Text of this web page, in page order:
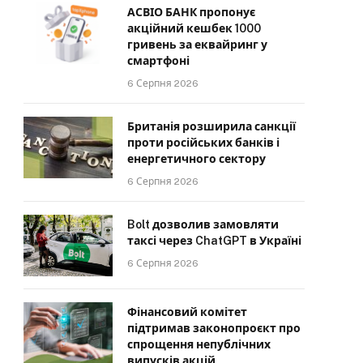
АСВІО БАНК пропонує
акційний кешбек 1000
гривень за еквайринг у
смартфоні
6 Серпня 2026
Британія розширила санкції
проти російських банків і
енергетичного сектору
6 Серпня 2026
Bolt дозволив замовляти
таксі через ChatGPT в Україні
6 Серпня 2026
Фінансовий комітет
підтримав законопроєкт про
спрощення непублічних
випусків акцій